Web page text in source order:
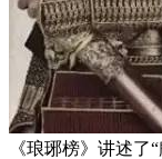
《琅琊榜》讲述